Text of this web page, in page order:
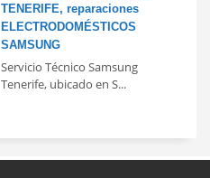
TENERIFE, reparaciones
ELECTRODOMÉSTICOS
SAMSUNG
Servicio Técnico Samsung
Tenerife, ubicado en S...